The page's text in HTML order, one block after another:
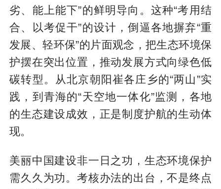
劣、能上能下”的鲜明导向。这种“考用结
合、以考促干”的设计，倒逼各地摒弃“重
发展、轻环保”的片面观念，把生态环境保
护摆在突出位置，推动发展方式向绿色低
碳转型。从北京朝阳崔各庄乡的“两山”实
践，到青海的“天空地一体化”监测，各地
的生态建设成效，正是制度护航的生动体
现。
美丽中国建设非一日之功，生态环境保护
需久久为功。考核办法的出台，不是终点